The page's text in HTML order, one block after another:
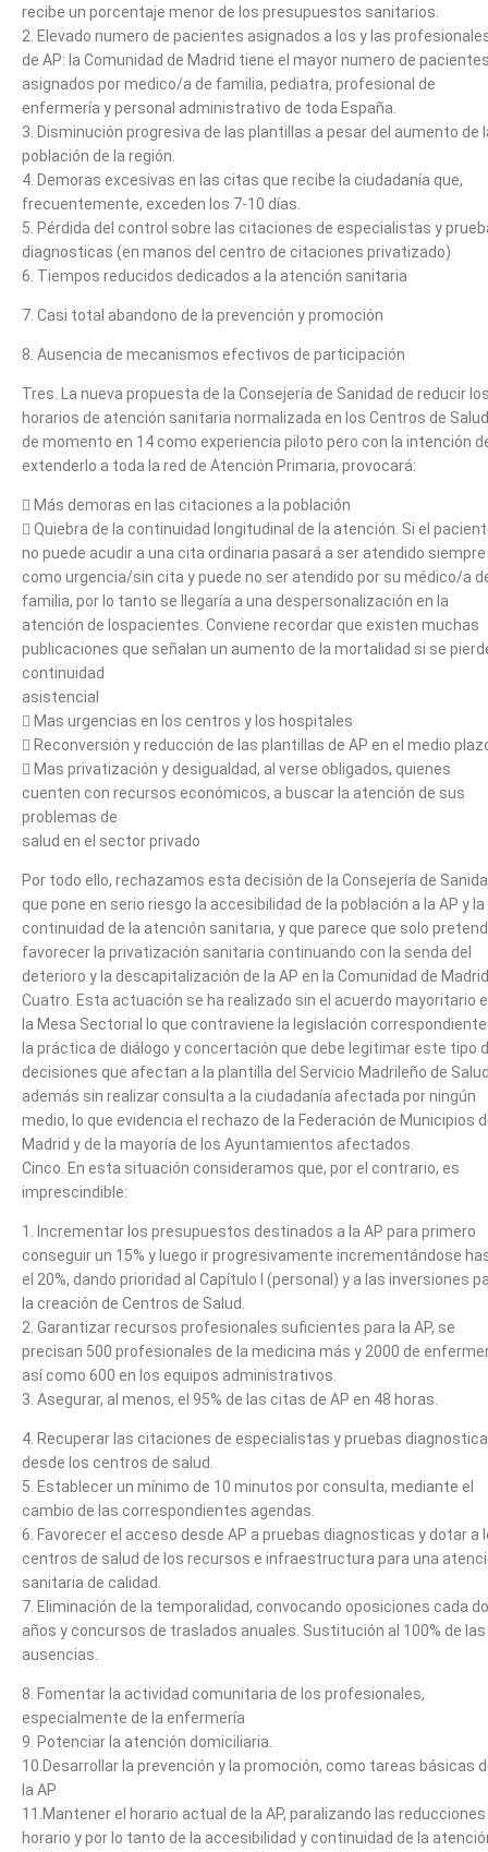
recibe un porcentaje menor de los presupuestos sanitarios.
2. Elevado numero de pacientes asignados a los y las
de AP: la Comunidad de Madrid tiene el mayor numero de
asignados por medico/a de familia, pediatra, profesional de
enfermería y personal administrativo de toda España.
3. Disminución progresiva de las plantillas a pesar del aumento de
población de la región.
4. Demoras excesivas en las citas que recibe la ciudadanía que,
frecuentemente, exceden los 7-10 días.
5. Pérdida del control sobre las citaciones de especialistas y
diagnosticas (en manos del centro de citaciones privatizado)
6. Tiempos reducidos dedicados a la atención sanitaria
7. Casi total abandono de la prevención y promoción
8. Ausencia de mecanismos efectivos de participación
Tres. La nueva propuesta de la Consejería de Sanidad de reducir
horarios de atención sanitaria normalizada en los Centros de
de momento en 14 como experiencia piloto pero con la intención
extenderlo a toda la red de Atención Primaria, provocará:
 Más demoras en las citaciones a la población
 Quiebra de la continuidad longitudinal de la atención. Si el
no puede acudir a una cita ordinaria pasará a ser atendido siempre
como urgencia/sin cita y puede no ser atendido por su médico/a
familia, por lo tanto se llegaría a una despersonalización en la
atención de lospacientes. Conviene recordar que existen muchas
publicaciones que señalan un aumento de la mortalidad si se
continuidad
asistencial
 Mas urgencias en los centros y los hospitales
 Reconversión y reducción de las plantillas de AP en el medio
 Mas privatización y desigualdad, al verse obligados, quienes
cuenten con recursos económicos, a buscar la atención de sus
problemas de
salud en el sector privado
Por todo ello, rechazamos esta decisión de la Consejería de
que pone en serio riesgo la accesibilidad de la población a la AP y la
continuidad de la atención sanitaria, y que parece que solo
favorecer la privatización sanitaria continuando con la senda del
deterioro y la descapitalización de la AP en la Comunidad de
Cuatro. Esta actuación se ha realizado sin el acuerdo mayoritario
la Mesa Sectorial lo que contraviene la legislación
la práctica de diálogo y concertación que debe legitimar este tipo
decisiones que afectan a la plantilla del Servicio Madrileño de
además sin realizar consulta a la ciudadanía afectada por ningún
medio, lo que evidencia el rechazo de la Federación de Municipios
Madrid y de la mayoría de los Ayuntamientos afectados.
Cinco. En esta situación consideramos que, por el contrario, es
imprescindible:
1. Incrementar los presupuestos destinados a la AP para primero
conseguir un 15% y luego ir progresivamente incrementándose
el 20%, dando prioridad al Capítulo I (personal) y a las inversiones
la creación de Centros de Salud.
2. Garantizar recursos profesionales suficientes para la AP, se
precisan 500 profesionales de la medicina más y 2000 de
así como 600 en los equipos administrativos.
3. Asegurar, al menos, el 95% de las citas de AP en 48 horas.
4. Recuperar las citaciones de especialistas y pruebas
desde los centros de salud.
5. Establecer un mínimo de 10 minutos por consulta, mediante el
cambio de las correspondientes agendas.
6. Favorecer el acceso desde AP a pruebas diagnosticas y dotar a
centros de salud de los recursos e infraestructura para una
sanitaria de calidad.
7. Eliminación de la temporalidad, convocando oposiciones cada
años y concursos de traslados anuales. Sustitución al 100% de las
ausencias.
8. Fomentar la actividad comunitaria de los profesionales,
especialmente de la enfermería
9. Potenciar la atención domiciliaria.
10.Desarrollar la prevención y la promoción, como tareas básicas
la AP
11.Mantener el horario actual de la AP, paralizando las reducciones
horario y por lo tanto de la accesibilidad y continuidad de la